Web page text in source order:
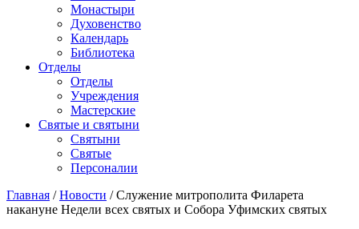
Монастыри
Духовенство
Календарь
Библиотека
Отделы
Отделы
Учреждения
Мастерские
Святые и святыни
Cвятыни
Cвятые
Персоналии
Главная /Новости /Служение митрополита Филарета
накануне Недели всех святых и Собора Уфимских святых